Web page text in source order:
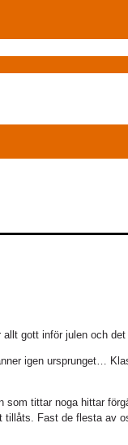
gott inför julen och
igen ursprunget…
tittar noga hittar
Fast de flesta av